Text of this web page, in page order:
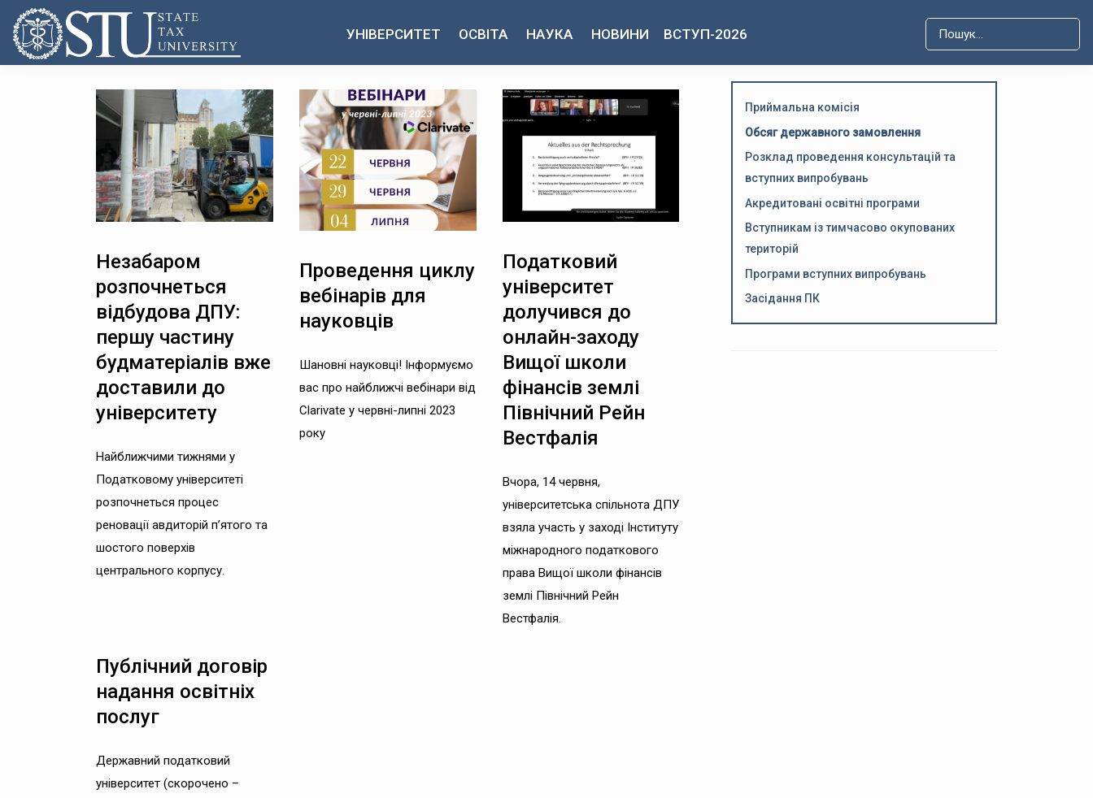
УНІВЕРСИТЕТ ОСВІТА НАУКА НОВИНИ ВСТУП-2026
Незабаром
розпочнеться
відбудова ДПУ:
першу частину
будматеріалів вже
доставили до
університету
Найближчими тижнями у
Податковому університеті
розпочнеться процес
реновації авдиторій п’ятого та
шостого поверхів
центрального корпусу.
Проведення циклу
вебінарів для
науковців
Шановні науковці! Інформуємо
вас про найближчі вебінари від
Clarivate у червні-липні 2023
року
Податковий
університет
долучився до
онлайн-заходу
Вищої школи
фінансів землі
Північний Рейн
Вестфалія
Вчора, 14 червня,
університетська спільнота ДПУ
взяла участь у заході Інституту
міжнародного податкового
права Вищої школи фінансів
землі Північний Рейн
Вестфалія.
Публічний договір
надання освітніх
послуг
Державний податковий
університет (скорочено –
Приймальна комісія
Обсяг державного замовлення
Розклад проведення консультацій та
вступних випробувань
Акредитовані освітні програми
Вступникам із тимчасово окупованих
територій
Програми вступних випробувань
Засідання ПК